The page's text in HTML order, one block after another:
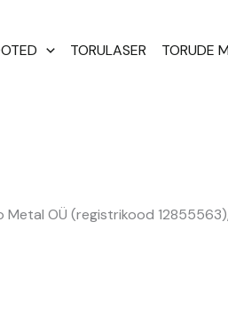
TORULASER TORUDE
OÜ (registrikood